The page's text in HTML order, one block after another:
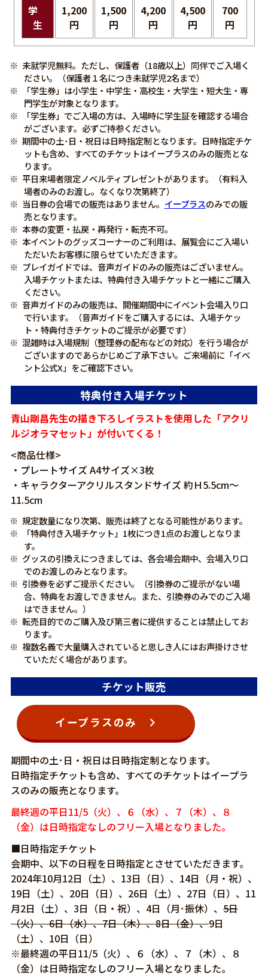
学
生
1,200
円
1,500
円
4,200
円
4,500
円
700
円
未就学児無料。ただし、保護者（18歳以上）同伴でご入場く
ださい。（保護者１名につき未就学児2名まで）
「学生券」は小学生・中学生・高校生・大学生・短大生・専
門学生が対象となります。
「学生券」でご入場の方は、入場時に学生証を確認する場合
がございます。必ずご持参ください。
期間中の土･日・祝日は日時指定制となります。日時指定チケ
ットも含め、すべてのチケットはイープラスのみの販売とな
ります。
平日来場者限定ノベルティプレゼントがあります。（有料入
場者のみのお渡し。なくなり次第終了）
当日券の会場での販売はありません。 イープラスのみでの販
売となります。
本券の変更・払戻・再発行・転売不可。
本イベントのグッズコーナーのご利用は、展覧会にご入場い
ただいたお客様に限らせていただきます。
プレイガイドでは、音声ガイドのみの販売はございません。
入場チケットまたは、特典付き入場チケットと一緒にご購入
ください。
音声ガイドのみの販売は、開催期間中にイベント会場入り口
で行います。（音声ガイドをご購入するには、入場チケッ
ト・特典付きチケットのご提示が必要です）
混雑時は入場規制（整理券の配布などの対応）を行う場合が
ございますのであらかじめご了承下さい。ご来場前に「イベ
ント公式X」をご確認下さい。
特典付き入場チケット
青山剛昌先生の描き下ろしイラストを使用した「アクリ
ルジオラマセット」が付いてくる！
<商品仕様>
・プレートサイズ A4サイズ×3枚
・キャラクターアクリルスタンドサイズ 約Ｈ5.5cm～
11.5cm
規定数量になり次第、販売は終了となる可能性があります。
「特典付き入場チケット」1枚につき1点のお渡しとなりま
す。
グッスの引換えにつきましては、各会場会期中、会場入り口
でのお渡しのみとなります。
引換券を必ずご提示ください。（引換券のご提示がない場
合、特典をお渡しできません。また、引換券のみでのご入場
はできません。）
転売目的でのご購入及び第三者に提供することは禁止してお
ります。
複数名義で大量購入されていると思しき人にはお声掛けさせ
ていただく場合があります。
チケット販売
イープラスのみ
期間中の土･日・祝日は日時指定制となります。
日時指定チケットも含め、すべてのチケットはイープラ
スのみの販売となります。
最終週の平日11/5（火）、６（水）、７（木）、８
（金）は日時指定なしのフリー入場となりました。
■日時指定チケット
会期中、以下の日程を日時指定とさせていただきます。
2024年10月12日（土）、13日（日）、14日（月・祝）、
19日（土）、20日（日）、26日（土）、27日（日）、11
月2日（土）、3日（日・祝）、4日（月･振休）、 5日
（火）、6日（水）、7日（木）、8日（金）、9日
（土）、10日（日）
※最終週の平日11/5（火）、６（水）、７（木）、８
（金）は日時指定なしのフリー入場となりました。